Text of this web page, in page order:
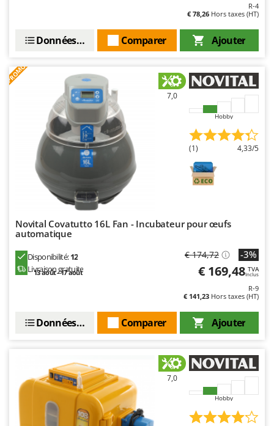
R-4
€ 78,26 Hors taxes (HT)
Ajouter
Comparer
Données techniques
PROMO
7,0
Hobby
(1) 4,33/5
Novital Covatutto 16L Fan - Incubateur pour œufs
automatique
Disponibilité:12
Livraison gratuite
13 août - 17 août
€ 174,72 -3%
€ 169,48 TVA
Inclus
R-9
€ 141,23 Hors taxes (HT)
Ajouter
Comparer
Données techniques
7,0
Hobby